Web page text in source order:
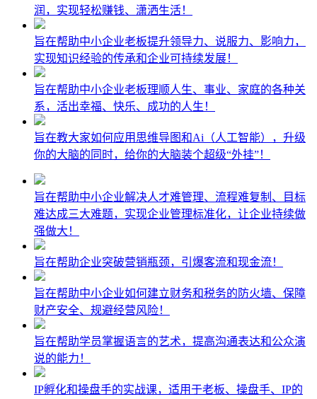
润，实现轻松赚钱、潇洒生活！
旨在帮助中小企业老板提升领导力、说服力、影响力，
实现知识经验的传承和企业可持续发展！
旨在帮助中小企业老板理顺人生、事业、家庭的各种关
系，活出幸福、快乐、成功的人生！
旨在教大家如何应用思维导图和Ai（人工智能），升级
你的大脑的同时，给你的大脑装个超级“外挂”！
旨在帮助中小企业解决人才难管理、流程难复制、目标
难达成三大难题，实现企业管理标准化，让企业持续做
强做大！
旨在帮助企业突破营销瓶颈，引爆客流和现金流！
旨在帮助中小企业如何建立财务和税务的防火墙、保障
财产安全、规避经营风险！
旨在帮助学员掌握语言的艺术，提高沟通表达和公众演
说的能力！
IP孵化和操盘手的实战课，适用于老板、操盘手、IP的